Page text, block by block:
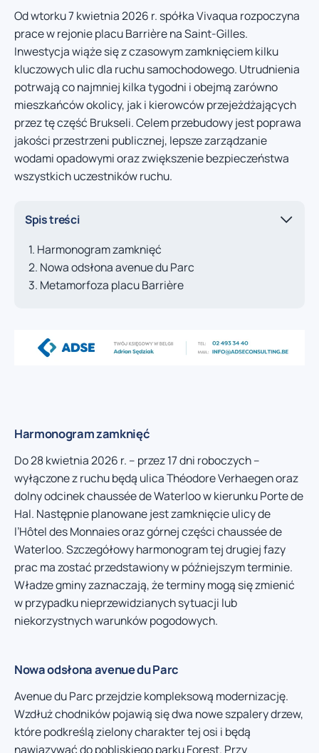
Od wtorku 7 kwietnia 2026 r. spółka Vivaqua rozpoczyna
prace w rejonie placu Barrière na Saint-Gilles.
Inwestycja wiąże się z czasowym zamknięciem kilku
kluczowych ulic dla ruchu samochodowego. Utrudnienia
potrwają co najmniej kilka tygodni i obejmą zarówno
mieszkańców okolicy, jak i kierowców przejeżdżających
przez tę część Brukseli. Celem przebudowy jest poprawa
jakości przestrzeni publicznej, lepsze zarządzanie
wodami opadowymi oraz zwiększenie bezpieczeństwa
wszystkich uczestników ruchu.
Spis treści
Harmonogram zamknięć
Nowa odsłona avenue du Parc
Metamorfoza placu Barrière
Harmonogram zamknięć
Do 28 kwietnia 2026 r. – przez 17 dni roboczych –
wyłączone z ruchu będą ulica Théodore Verhaegen oraz
dolny odcinek chaussée de Waterloo w kierunku Porte de
Hal. Następnie planowane jest zamknięcie ulicy de
l’Hôtel des Monnaies oraz górnej części chaussée de
Waterloo. Szczegółowy harmonogram tej drugiej fazy
prac ma zostać przedstawiony w późniejszym terminie.
Władze gminy zaznaczają, że terminy mogą się zmienić
w przypadku nieprzewidzianych sytuacji lub
niekorzystnych warunków pogodowych.
Nowa odsłona avenue du Parc
Avenue du Parc przejdzie kompleksową modernizację.
Wzdłuż chodników pojawią się dwa nowe szpalery drzew,
które podkreślą zielony charakter tej osi i będą
nawiązywać do pobliskiego parku Forest. Przy